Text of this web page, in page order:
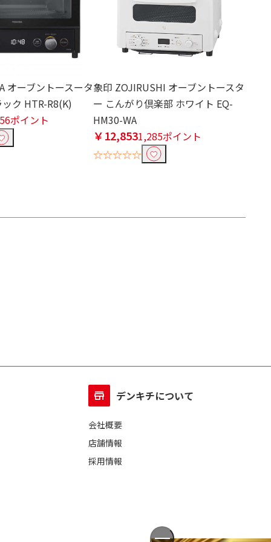
オーブントースータ
ク HTR-R8(K)
ポイント
象印 ZOJIRUSHI オーブントースタ
ー こんがり倶楽部 ホワイト EQ-
HM30-WA
￥12,8531,285ポイント
☆☆☆☆☆
デンキチについて
会社概要
店舗情報
採用情報